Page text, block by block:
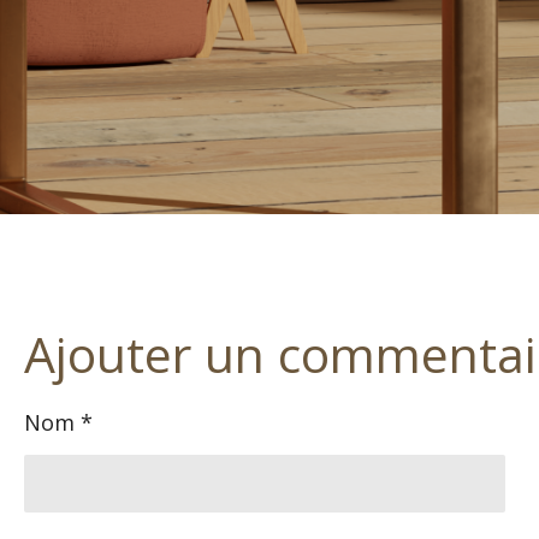
Ajouter un
Nom *